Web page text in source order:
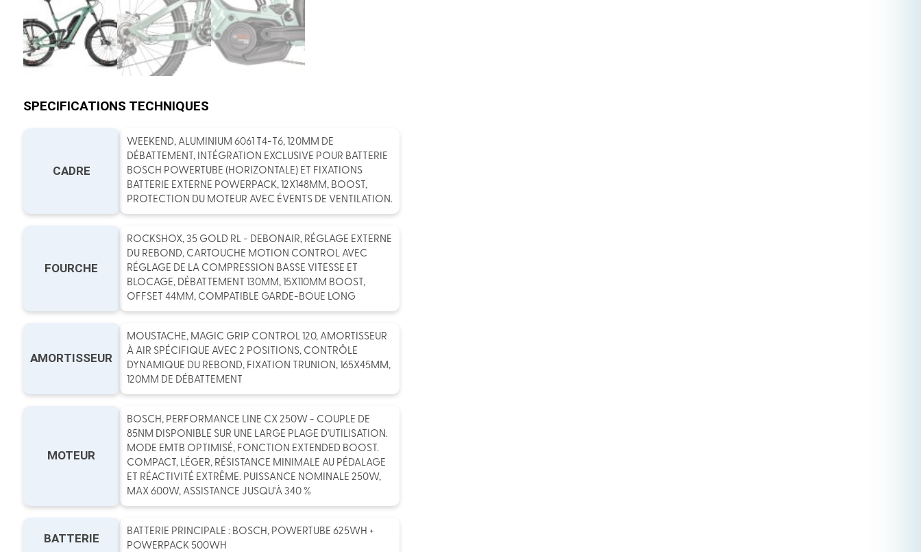
SPECIFICATIONS TECHNIQUES
CADRE
WEEKEND, ALUMINIUM 6061 T4-T6, 120MM DE
DÉBATTEMENT, INTÉGRATION EXCLUSIVE POUR BATTERIE
BOSCH POWERTUBE (HORIZONTALE) ET FIXATIONS
BATTERIE EXTERNE POWERPACK, 12X148MM, BOOST,
PROTECTION DU MOTEUR AVEC ÉVENTS DE VENTILATION.
FOURCHE
ROCKSHOX, 35 GOLD RL - DEBONAIR, RÉGLAGE EXTERNE
DU REBOND, CARTOUCHE MOTION CONTROL AVEC
RÉGLAGE DE LA COMPRESSION BASSE VITESSE ET
BLOCAGE, DÉBATTEMENT 130MM, 15X110MM BOOST,
OFFSET 44MM, COMPATIBLE GARDE-BOUE LONG
AMORTISSEUR
MOUSTACHE, MAGIC GRIP CONTROL 120, AMORTISSEUR
À AIR SPÉCIFIQUE AVEC 2 POSITIONS, CONTRÔLE
DYNAMIQUE DU REBOND, FIXATION TRUNION, 165X45MM,
120MM DE DÉBATTEMENT
MOTEUR
BOSCH, PERFORMANCE LINE CX 250W - COUPLE DE
85NM DISPONIBLE SUR UNE LARGE PLAGE D'UTILISATION.
MODE EMTB OPTIMISÉ, FONCTION EXTENDED BOOST.
COMPACT, LÉGER, RÉSISTANCE MINIMALE AU PÉDALAGE
ET RÉACTIVITÉ EXTRÊME. PUISSANCE NOMINALE 250W,
MAX 600W, ASSISTANCE JUSQU'À 340 %
BATTERIE
BATTERIE PRINCIPALE : BOSCH, POWERTUBE 625WH +
POWERPACK 500WH